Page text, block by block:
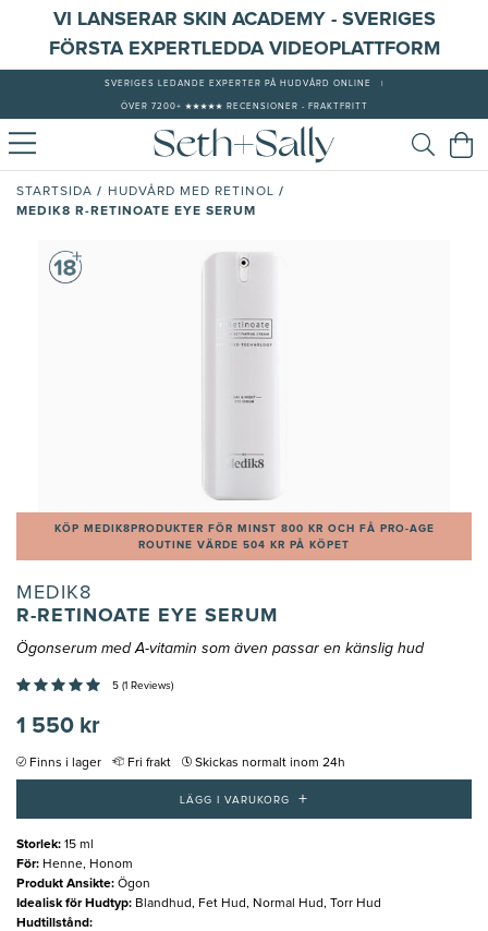
VI LANSERAR SKIN ACADEMY - SVERIGES
FÖRSTA EXPERTLEDDA VIDEOPLATTFORM
SVERIGES LEDANDE EXPERTER PÅ HUDVÅRD ONLINE
ÖVER 7200+ ★★★★★ RECENSIONER - FRAKTFRITT
STARTSIDA / HUDVÅRD MED RETINOL /
MEDIK8 R-RETINOATE EYE SERUM
KÖP MEDIK8PRODUKTER FÖR MINST 800 KR OCH FÅ PRO-AGE
ROUTINE VÄRDE 504 KR PÅ KÖPET
MEDIK8
R-RETINOATE EYE SERUM
Ögonserum med A-vitamin som även passar en känslig hud
5 (1 Reviews)
1 550 kr
Finns i lager Fri frakt Skickas normalt inom 24h
LÄGG I VARUKORG +
Storlek: 15 ml
För: Henne, Honom
Produkt Ansikte: Ögon
Idealisk för Hudtyp: Blandhud, Fet Hud, Normal Hud, Torr Hud
Hudtillstånd: